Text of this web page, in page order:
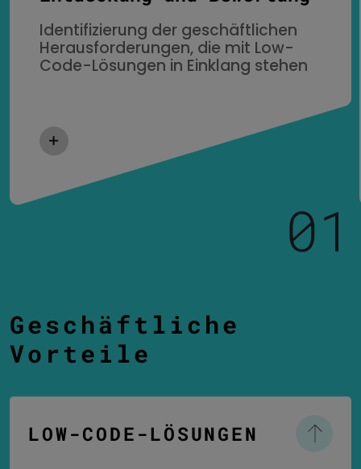
Identifizierung der geschäftlichen
Herausforderungen, die mit Low-
Code-Lösungen in Einklang stehen
01
Geschäftliche
Vorteile
LOW-CODE-LÖSUNGEN